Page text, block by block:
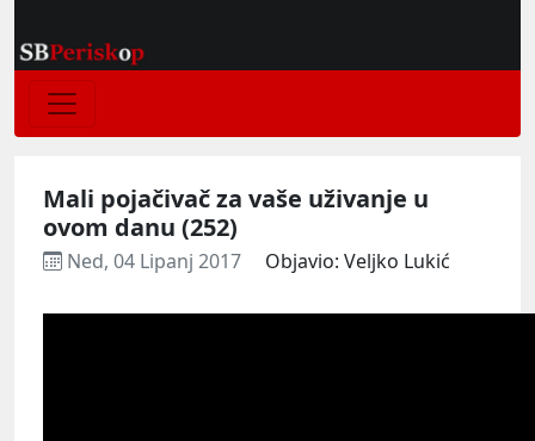
Mali pojačivač za vaše uživanje u
ovom danu (252)
Ned, 04 Lipanj 2017 Objavio: Veljko Lukić